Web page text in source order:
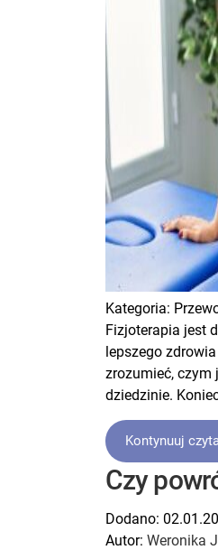
Kategoria:
Fizjoterapia jest
lepszego
zrozumieć, czym
dziedzinie.
Kontynuuj
Czy
Dodano:
Autor: Weronika